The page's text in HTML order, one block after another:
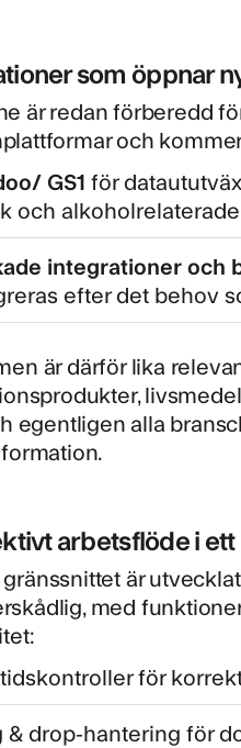
som öppnar
är redan förberedd
och
GS1 för
och
integrationer och
efter det behov
är därför lika
egentligen alla
arbetsflöde i
är
med
för
& drop-hantering för